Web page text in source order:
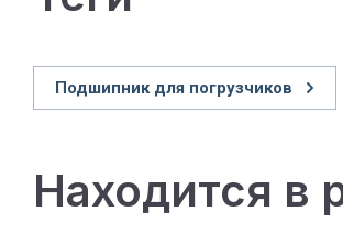
Подшипник для погрузчиков
Находится в